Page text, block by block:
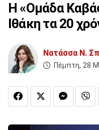
Η «Ομάδα
Ιθάκη τα 20
Νατάσσα Ν.
Πέμπτη, 28